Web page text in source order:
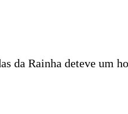
da Rainha deteve um